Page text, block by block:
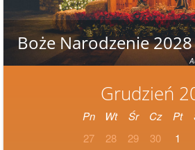
Grudzień
Pn Wt Śr Cz Pt
27
28 29 30 1
Boże Narodzenie 2028